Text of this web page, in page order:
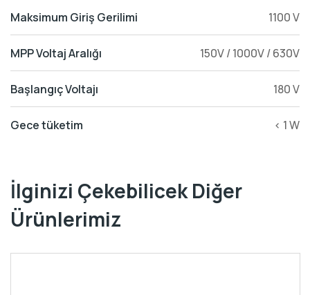
Maksimum Giriş Gerilimi 1100 V
MPP Voltaj Aralığı 150V / 1000V / 630V
Başlangıç Voltajı 180 V
Gece tüketim < 1 W
İlginizi Çekebilicek Diğer
Ürünlerimiz